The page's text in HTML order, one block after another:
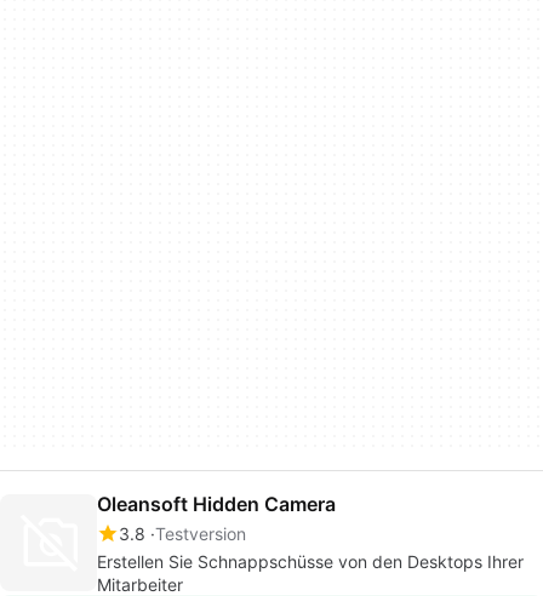
Oleansoft Hidden Camera
3.8 Testversion
Erstellen Sie Schnappschüsse von den Desktops Ihrer
Mitarbeiter